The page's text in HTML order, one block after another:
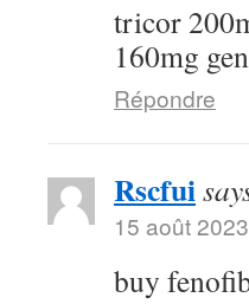
tricor
160mg
Répondre
Rscfui
15 août
buy